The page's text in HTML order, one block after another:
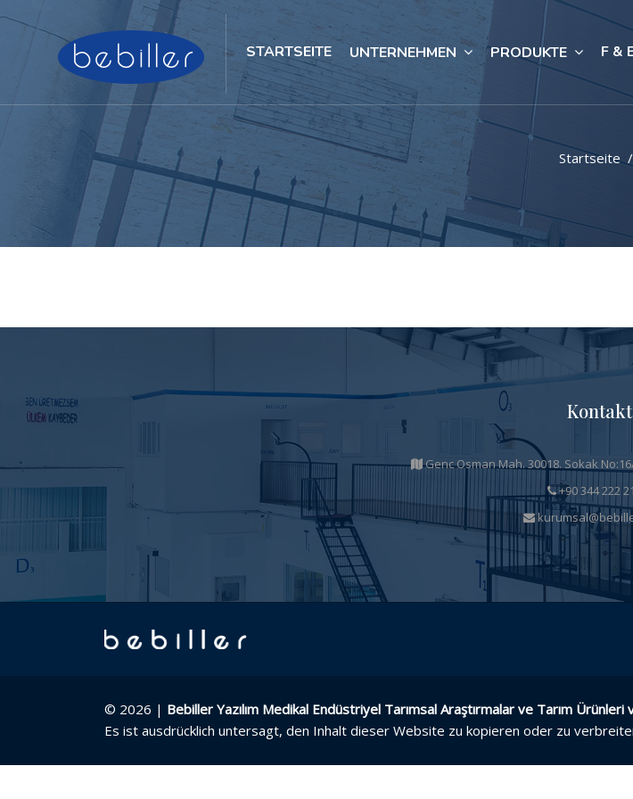
STARTSEITE UNTERNEHMEN PRODUKTE F &
Startseite
Kontakt
Genc Osman Mah. 30018. Sokak
+90 344 222
© 2026 | Bebiller Yazılım Medikal Endüstriyel Tarımsal Araştırmalar ve Tarım Ürünleri
Es ist ausdrücklich untersagt, den Inhalt dieser Website zu kopieren oder zu